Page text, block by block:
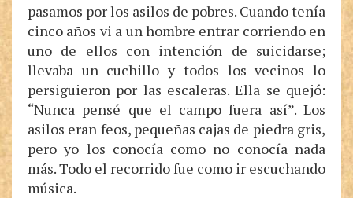
pasamos por los asilos de pobres. Cuando tenía
cinco años vi a un hombre entrar corriendo en
uno de ellos con intención de suicidarse;
llevaba un cuchillo y todos los vecinos lo
persiguieron por las escaleras. Ella se quejó:
“Nunca pensé que el campo fuera así”. Los
asilos eran feos, pequeñas cajas de piedra gris,
pero yo los conocía como no conocía nada
más. Todo el recorrido fue como ir escuchando
música.